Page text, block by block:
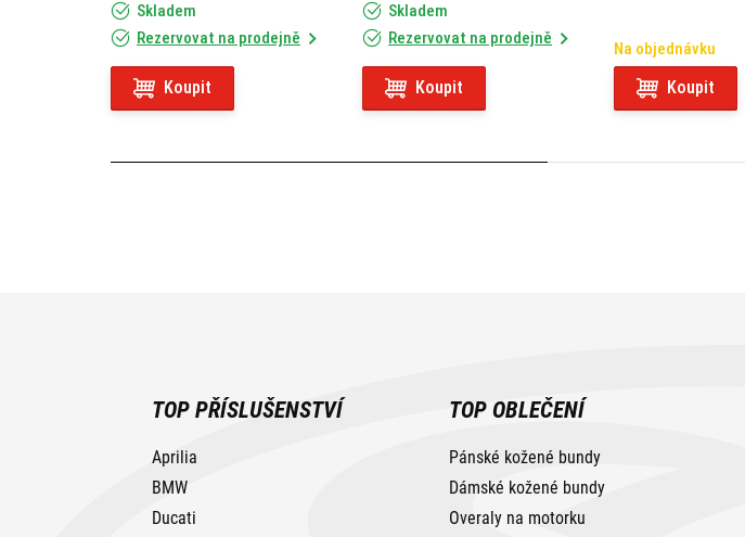
Skladem
Rezervovat na prodejně
Koupit
Skladem
Rezervovat na prodejně
Koupit
Na objednávku
Koupit
TOP PŘÍSLUŠENSTVÍ
Aprilia
BMW
Ducati
TOP OBLEČENÍ
Pánské kožené bundy
Dámské kožené bundy
Overaly na motorku